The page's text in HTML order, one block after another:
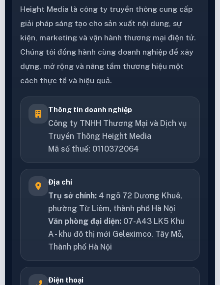
Height Media là công ty truyền thông cung cấp
giải pháp sáng tạo cho sản xuất nội dung, sự
kiện, marketing và vận hành thương mại điện tử.
Chúng tôi đồng hành cùng doanh nghiệp để xây
dựng, mở rộng và nâng tầm thương hiệu một
cách thực tế và hiệu quả.
Thông tin doanh nghiệp
Công ty TNHH Thương Mại và Dịch vụ
Truyền Thông Height Media
Mã số thuế: 0110372064
Địa chỉ
Trụ sở chính: 4 ngõ 72 Dương Khuê,
phường Từ Liêm, thành phố Hà Nội
Văn phòng đại diện: 07-A43 LK5 Khu
A - khu đô thị mới Geleximco, Tây Mỗ,
Thành phố Hà Nội
Điện thoại